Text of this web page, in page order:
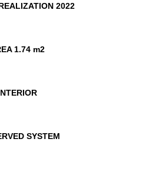
2022
1.74 m2
SYSTEM